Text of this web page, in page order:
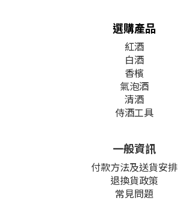
選購產品
紅酒
白酒
香檳
氣泡酒
清酒
侍酒工具
一般資訊
付款方法及送貨安排
退換貨政策
常見問題